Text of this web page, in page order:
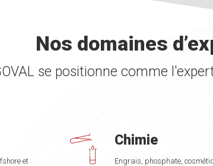
Nos domaines
se positionne comme
et
Chimie
Engrais, phosphate,